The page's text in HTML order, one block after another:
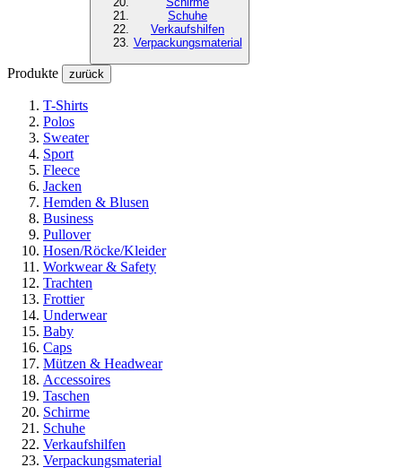
Schuhe
Verkaufshilfen
Verpackungsmaterial
Produkte zurück
T-Shirts
Polos
Sweater
Sport
Fleece
Jacken
Hemden & Blusen
Business
Pullover
Hosen/Röcke/Kleider
Workwear & Safety
Trachten
Frottier
Underwear
Baby
Caps
Mützen & Headwear
Accessoires
Taschen
Schirme
Schuhe
Verkaufshilfen
Verpackungsmaterial